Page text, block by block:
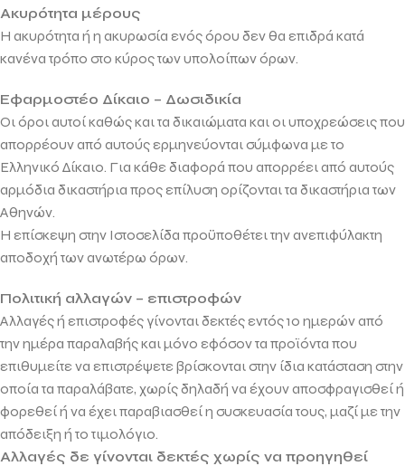
Ακυρότητα μέρους
Η ακυρότητα ή η ακυρωσία ενός όρου δεν θα επιδρά κατά
κανένα τρόπο στο κύρος των υπολοίπων όρων.
Εφαρμοστέο Δίκαιο – Δωσιδικία
Οι όροι αυτοί καθώς και τα δικαιώματα και οι υποχρεώσεις που
απορρέουν από αυτούς ερμηνεύονται σύμφωνα με το
Ελληνικό Δίκαιο. Για κάθε διαφορά που απορρέει από αυτούς
αρμόδια δικαστήρια προς επίλυση ορίζονται τα δικαστήρια των
Αθηνών.
Η επίσκεψη στην Ιστοσελίδα προϋποθέτει την ανεπιφύλακτη
αποδοχή των ανωτέρω όρων.
Πολιτική αλλαγών – επιστροφών
Αλλαγές ή επιστροφές γίνονται δεκτές εντός 10 ημερών από
την ημέρα παραλαβής και μόνο εφόσον τα προϊόντα που
επιθυμείτε να επιστρέψετε βρίσκονται στην ίδια κατάσταση στην
οποία τα παραλάβατε, χωρίς δηλαδή να έχουν αποσφραγισθεί ή
φορεθεί ή να έχει παραβιασθεί η συσκευασία τους, μαζί με την
απόδειξη ή το τιμολόγιο.
Αλλαγές δε γίνονται δεκτές χωρίς να προηγηθεί